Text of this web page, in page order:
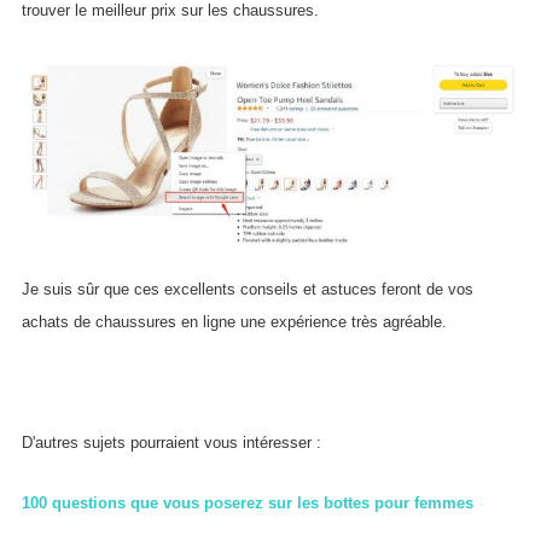
trouver le meilleur prix sur les chaussures.
Je suis sûr que ces excellents conseils et astuces feront de vos
achats de chaussures en ligne une expérience très agréable.
D'autres sujets pourraient vous intéresser :
100 questions que vous poserez sur les bottes pour femmes